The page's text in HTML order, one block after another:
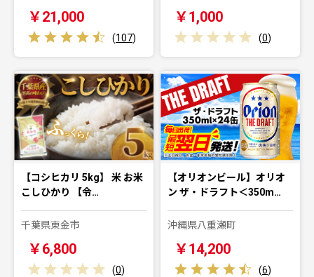
￥21,000
(107)
￥1,000
(0)
【コシヒカリ 5kg】 米 お米
こしひかり 【令…
千葉県東金市
￥6,800
(0)
【オリオンビール】オリオ
ン ザ・ドラフト＜350m…
沖縄県八重瀬町
￥14,200
(6)